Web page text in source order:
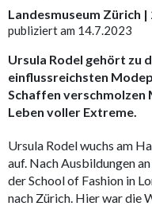
Landesmuseum Zürich |
publiziert am 14.7.2023
Ursula Rodel gehört zu
einflussreichsten
Schaffen verschmolzen
Leben voller Extreme.
Ursula Rodel wuchs am
auf. Nach Ausbildungen
der School of Fashion in
nach Zürich. Hier war die